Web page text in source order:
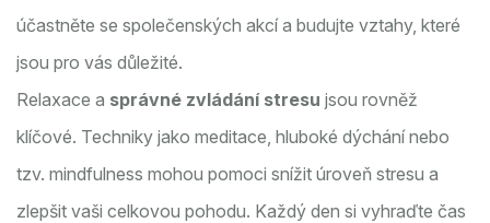
účastněte se společenských akcí a budujte vztahy, které
jsou pro vás důležité.
Relaxace a správné zvládání stresu jsou rovněž
klíčové. Techniky jako meditace, hluboké dýchání nebo
tzv. mindfulness mohou pomoci snížit úroveň stresu a
zlepšit vaši celkovou pohodu. Každý den si vyhraďte čas